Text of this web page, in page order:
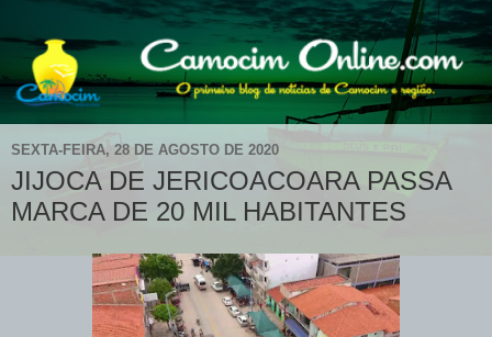
SEXTA-FEIRA, 28 DE AGOSTO DE 2020
JIJOCA DE JERICOACOARA PASSA
MARCA DE 20 MIL HABITANTES